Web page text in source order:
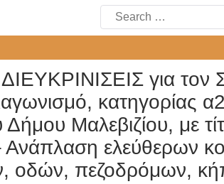
Search
for:
για τον
κατηγορίας
Μαλεβιζίου, με
ελεύθερων
πεζοδρόμων,